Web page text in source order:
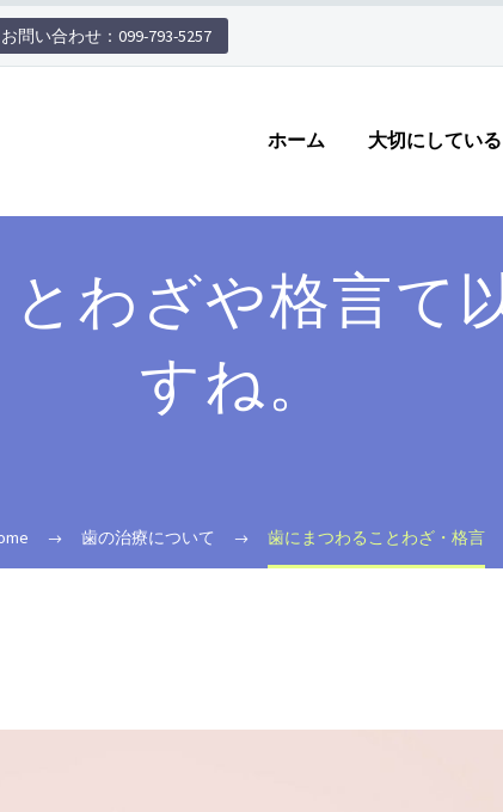
お問い合わせ：099-793-5257
ホーム 大切にしてい
わざや格言て
すね。
歯の治療について 歯にまつわることわざ・格言